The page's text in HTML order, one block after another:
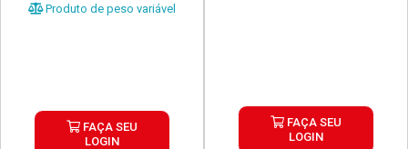
Produto de peso variável
FAÇA SEU
LOGIN
FAÇA SEU
LOGIN